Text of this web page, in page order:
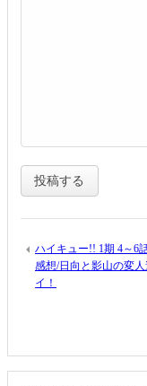
ハイキュー!! 1期 4～6
感想/日向と影山の変
イ！